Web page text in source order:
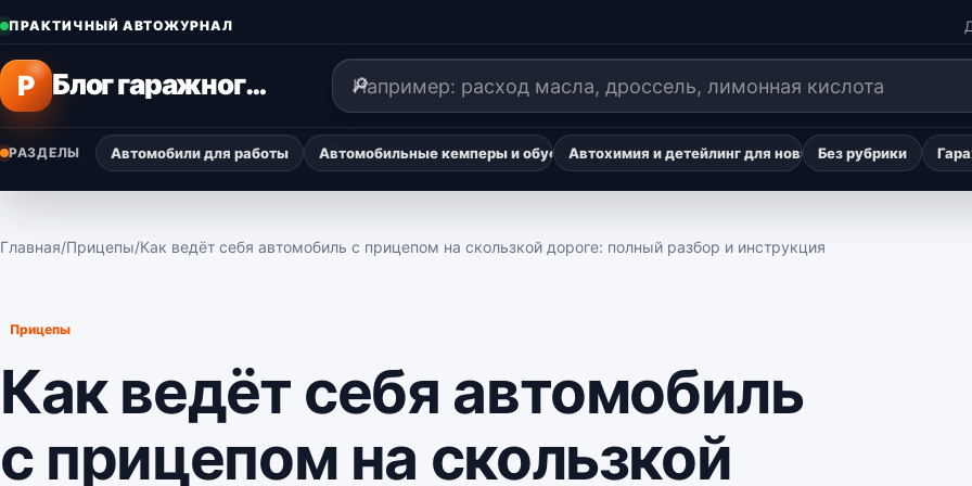
Перейти к содержимому
ПРАКТИЧНЫЙ АВТОЖУРНАЛ
P Блог гаражного мастера Поиск
РАЗДЕЛЫ Автомобили для работы Автомобильные кемперы и обустройство авто для путешествий
Автохимия и детейлинг для новичковБез рубрики
Главная/Прицепы/Как ведёт себя автомобиль с прицепом на скользкой дороге: полный разбор и инструкция
Прицепы
Как ведёт себя автомобиль
с прицепом на скользкой